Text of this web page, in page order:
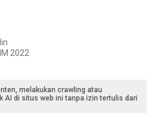
2022
melakukan crawling atau
AI di situs web ini tanpa izin tertulis dari